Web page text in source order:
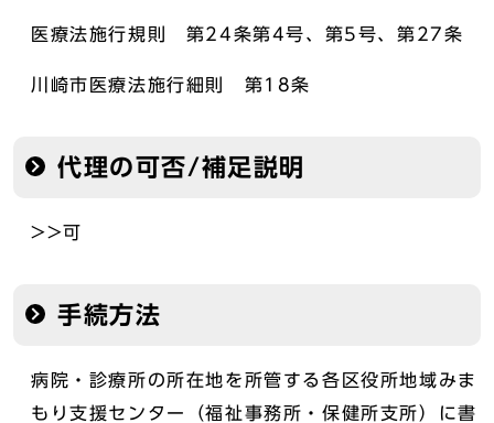
医療法施行規則 第24条第4号、第5号、第27条
川崎市医療法施行細則 第18条
代理の可否/補足説明
>>可
手続方法
病院・診療所の所在地を所管する各区役所地域みま
もり支援センター（福祉事務所・保健所支所）に書